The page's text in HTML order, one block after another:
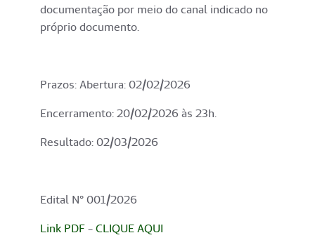
documentação por meio do canal indicado no
próprio documento.
Prazos: Abertura: 02/02/2026
Encerramento: 20/02/2026 às 23h.
Resultado: 02/03/2026
Edital N° 001/2026
Link PDF-CLIQUE AQUI